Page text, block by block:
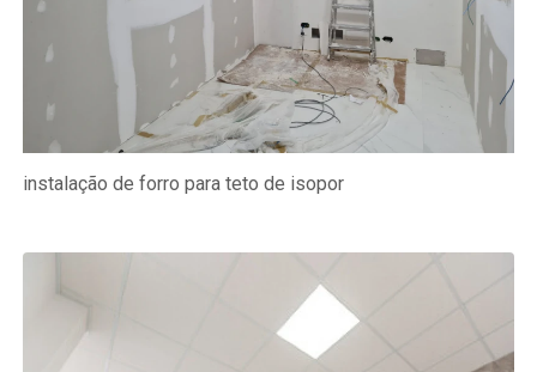
instalação de forro para teto de isopor